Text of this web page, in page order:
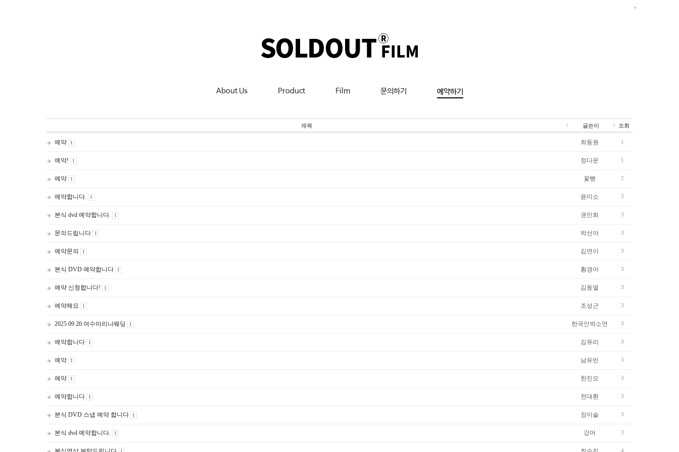
About Us Product Film 문의하기 예약하기
제목 글쓴이 조회
예약 1 최동원 1
예약! 1 정다운 1
예약 1 꽃빵 2
예약합니다. 1 윤미소 3
본식 dvd 예약합니다. 1 권민희 3
문의드립니다 1 박선아 3
예약문의 1 김연이 3
본식 DVD 예약합니다 1 황경아 3
예약 신청합니다! 1 김동열 3
예약해요 1 조성근 3
2025 09 20 여수마리나웨딩 1 한국인박소연 3
예약합니다 1 김유리 3
예약 1 남유빈 3
예약 1 한진모 3
예약합니다 1 전대환 3
본식 DVD 스냅 예약 합니다 1 장이슬 3
본식 dvd 예약합니다. 1 강머 3
4